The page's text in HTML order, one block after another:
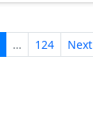
… 124 Next